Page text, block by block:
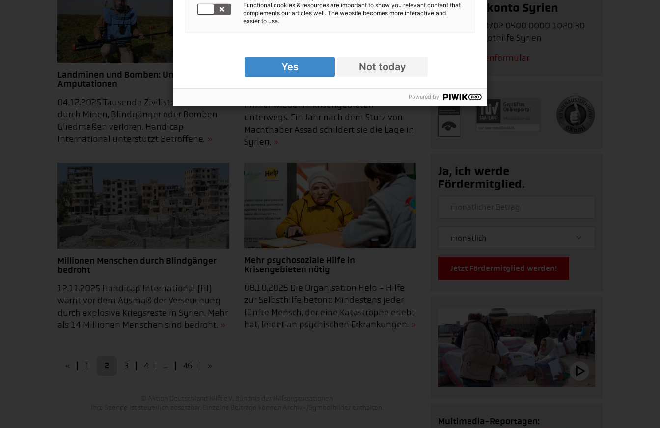
Landminen und Bomben: Unzählige
Amputationen
04.12.2025 Tausende Zivilist:innen haben
durch Minen, Blindgänger oder Bomben
Gliedmaßen verloren. Handicap
International unterstützt Betroffene.
Interview: Ein Jahr nach Assad
immer wieder in Krisengebieten
unterwegs. Ein Jahr nach dem Sturz von
Machthaber Assad schildert sie die Lage in
Syrien.
Millionen Menschen durch Blindgänger
bedroht
12.11.2025 Handicap International (HI)
warnt vor dem Ausmaß der Verseuchung
durch explosive Kriegsreste in Syrien. Mehr
als 14 Millionen Menschen sind bedroht.
Mehr psychosoziale Hilfe in
Krisengebieten nötig
08.10.2025 Die Organisation Help - Hilfe
zur Selbsthilfe betont: Mindestens jeder
fünfte Mensch, der eine Katastrophe erlebt
hat, leidet an psychischen Erkrankungen.
« 1 2 3 4 ... 46 »
Spendenkonto Syrien
DE62 3702 0500 0000 1020 30
Nothilfe Syrien
Zum Spendenformular
Ja, ich werde
Fördermitglied.
Jetzt Fördermitglied werden!
Multimedia-Reportagen:
Functional cookies & resources are important to show you relevant content that
complements our articles well. The website becomes more interactive and
easier to use.
Yes Not today
Powered by